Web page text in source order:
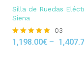
Silla de Ruedas
Siena
Rated
03
1,198.00€ –